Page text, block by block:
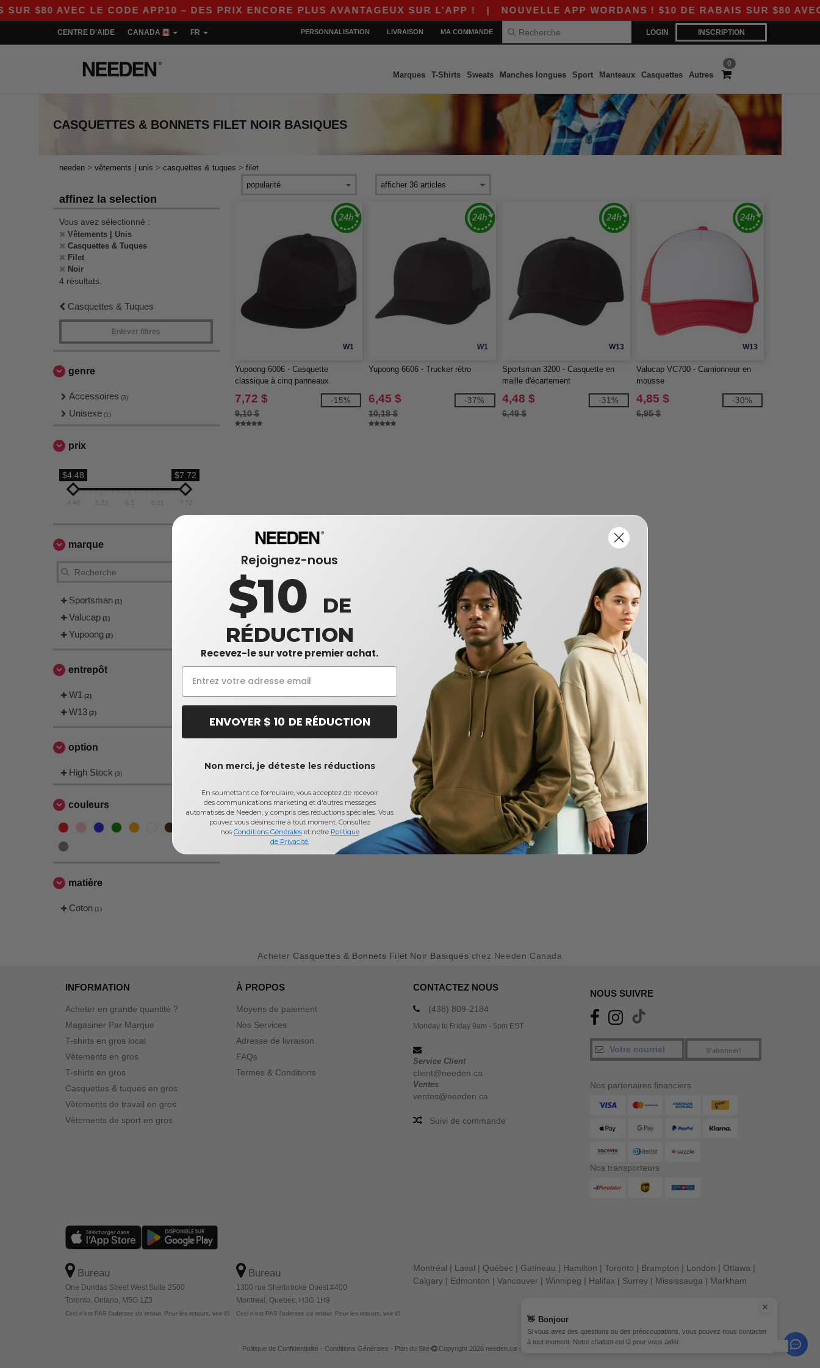
AVEC LE CODE APP10 – DES PRIX ENCORE PLUS AVANTAGEUX SUR L’APP !| NOUVELLE APP WORDANS ! $10 DE RABAIS SUR $80 AVEC
LOGIN INSCRIPTION
CENTRE D'AIDE CANADA FR PERSONNALISATION LIVRAISON MA COMMANDE
0
Marques T-Shirts Sweats Manches longues Sport Manteaux Casquettes Autres
CASQUETTES & BONNETS FILET NOIR BASIQUES
needen > vêtements | unis > casquettes & tuques > filet
affinez la selection
Vous avez sélectionné :
Vêtements | Unis
Casquettes & Tuques
Filet
Noir
4 résultats.
Casquettes & Tuques
Enlever filtres
genre
Accessoires (3)
Unisexe (1)
prix
$4.48 $7.72
4.48 5.29
marque
Sportsman (1)
Valucap (1)
Yupoong (2)
entrepôt
W1 (2)
W13 (2)
option
High Stock (3)
couleurs
matière
Coton (1)
W1
Yupoong 6006 - Casquette
classique à cinq panneaux
7,72 $
9,10 $
-15%
W1
Yupoong 6606 - Trucker rétro
6,45 $
10,18 $
-37%
W13
Sportsman 3200 - Casquette en
maille d'écartement
4,48 $
6,49 $
-31%
W13
Valucap VC700 - Camionneur en
mousse
4,85 $
6,95 $
-30%
Acheter Casquettes & Bonnets Filet Noir Basiques chez Needen Canada
INFORMATION
Acheter en grande quantité ?
Magasiner Par Marque
T-shirts en gros local
Vêtements en gros
T-shirts en gros
Casquettes & tuques en gros
Vêtements de travail en gros
Vêtements de sport en gros
À PROPOS
Moyens de paiement
Nos Services
Adresse de livraison
FAQs
Termes & Conditions
CONTACTEZ NOUS
(438) 809-2184
Monday to Friday 9am - 5pm EST
Service Client
client@needen.ca
Ventes
ventes@needen.ca
Suivi de commande
NOUS SUIVRE
S'abonner!
Nos partenaires financiers
Nos transporteurs
Bureau
One Dundas Street West Suite 2500
Toronto, Ontario, M5G 1Z3
Ceci n'est PAS l'adresse de retour. Pour les retours, voir ici
Bureau
1300 rue Sherbrooke Ouest #400
Montreal, Quebec, H3G 1H9
Ceci n'est PAS l'adresse de retour. Pour les retours, voir ici
Montréal | Laval | Québec | Gatineau | Hamilton | Toronto | Brampton | London | Ottawa |
Calgary | Edmonton | Vancouver | Winnipeg | Halifax | Surrey | Mississauga | Markham
Politique de Confidentialité- Conditions Générales - Plan du Site Copyright 2026 needen.ca - Tous droits réservés
👋 Bonjour
Si vous avez des questions ou des préoccupations, vous pouvez nous contacter
à tout moment. Notre chatbot est là pour vous aider.
Rejoignez-nous
$10 DE
RÉDUCTION
Recevez-le sur votre premier achat.
ENVOYER $ 10 DE RÉDUCTION
Non merci, je déteste les réductions
En soumettant ce formulaire, vous acceptez de recevoir
des communications marketing et d'autres messages
automatisés de Needen, y compris des réductions spéciales. Vous
pouvez vous désinscrire à tout moment. Consultez
nos Conditions Généraleset notre Politique
de Privacité.